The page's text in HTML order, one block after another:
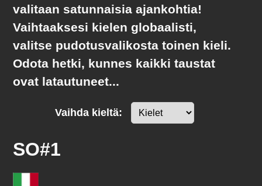
valitaan satunnaisiaajankohtia!
Vaihtaaksesi kielen globaalisti,
valitse pudotusvalikosta toinen kieli.
Odota hetki, kunnes kaikki taustat
ovat latautuneet...
Vaihda kieltä:
SO#1